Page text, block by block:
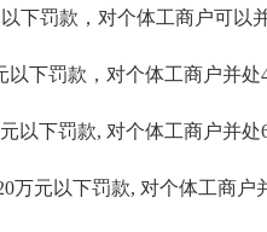
罚款，对个体工商户可以
罚款，对个体工商户并处4
下罚款, 对个体工商户并处
元以下罚款, 对个体工商户